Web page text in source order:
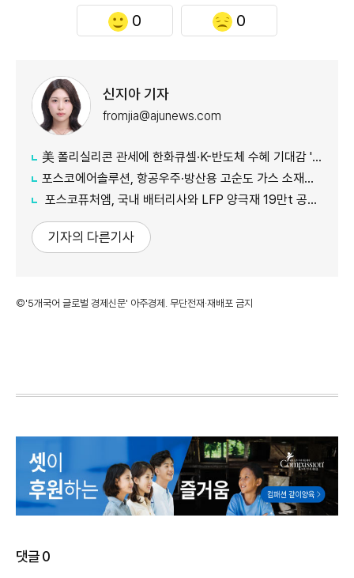
0 0
신지아 기자
fromjia@ajunews.com
美 폴리실리콘 관세에 한화큐셀·K-반도체 수혜 기대감 '쑥'
포스코에어솔루션, 항공우주·방산용 고순도 가스 소재분야 글로벌 인증 획득
포스코퓨처엠, 국내 배터리사와 LFP 양극재 19만t 공급계약 체결
기자의 다른기사
©'5개국어 글로벌 경제신문' 아주경제. 무단전재·재배포 금지
댓글0